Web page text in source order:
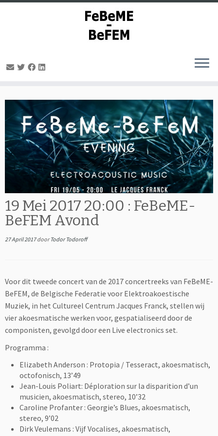
inhoud
19 Mei 2017 20:00 : FeBeME-
BeFEM Avond
27 April 2017 doorTodor Todoroff
Voor dit tweede concert van de 2017 concertreeks van FeBeME-
BeFEM, de Belgische Federatie voor Elektroakoestische
Muziek, in het Cultureel Centrum Jacques Franck, stellen wij
vierakoesmatische werken voor, gespatialiseerd door de
componisten, gevolgd door een Live electronics set.
Programma :
Elizabeth Anderson : Protopia / Tesseract, akoesmatisch,
octofonisch, 13’49
Jean-Louis Poliart: Déploration sur la disparition d’un
musicien, akoesmatisch, stereo, 10’32
Caroline Profanter : Georgie’s Blues, akoesmatisch,
stereo, 9’02
Dirk Veulemans : Vijf Vocalises, akoesmatisch,